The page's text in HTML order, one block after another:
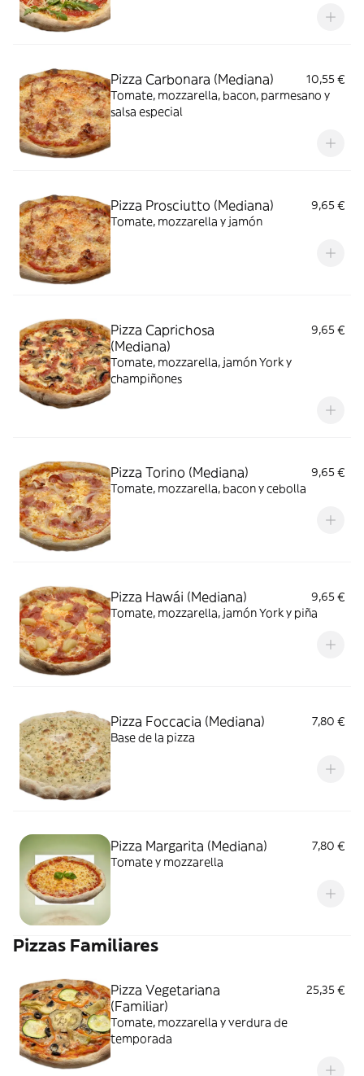
Pizza Carbonara (Mediana)
10,55 €
Tomate, mozzarella, bacon, parmesano y
salsa especial
Pizza Prosciutto (Mediana)
9,65 €
Tomate, mozzarella y jamón
Pizza Caprichosa
(Mediana)
9,65 €
Tomate, mozzarella, jamón York y
champiñones
Pizza Torino (Mediana)
9,65 €
Tomate, mozzarella, bacon y cebolla
Pizza Hawái (Mediana)
9,65 €
Tomate, mozzarella, jamón York y piña
Pizza Foccacia (Mediana)
7,80 €
Base de la pizza
Pizza Margarita (Mediana)
7,80 €
Tomate y mozzarella
Pizzas Familiares
Pizza Vegetariana
(Familiar)
25,35 €
Tomate, mozzarella y verdura de
temporada